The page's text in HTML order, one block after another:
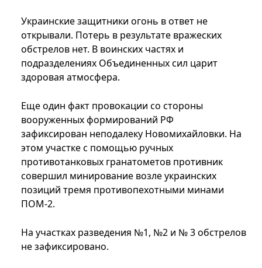
Украинские защитники огонь в ответ не
открывали. Потерь в результате вражеских
обстрелов нет. В воинских частях и
подразделениях Объединенных сил царит
здоровая атмосфера.
Еще один факт провокации со стороны
вооруженных формирований РФ
зафиксирован неподалеку Новомихайловки. На
этом участке с помощью ручных
противотанковых гранатометов противник
совершил минирование возле украинских
позиций тремя противопехотными минами
ПОМ-2.
На участках разведения №1, №2 и № 3 обстрелов
не зафиксировано.